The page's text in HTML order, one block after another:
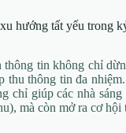
hướng tất yếu trong
tin không chỉ
thu thông tin đa
giúp các nhà
mà còn mở ra cơ